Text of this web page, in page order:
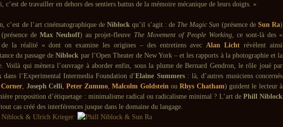
c’est de travailler en dehors des sentiers battus de la mémoire mécanique de leurs doigts. »
c’est de l’art cinématographique deNiblock qu’il s’agit : de The Magic Sun (présence de Sun Ra)
(présence deMax Neuhoff) au projet-fleuve The Movement of People Working, ce sont-là des «
de la réalité » dont on examine les origines – des entretiens avecAlan Licht révèlent ainsi
du passage deNiblock par l’Open Theater de New York – et les rapports à la photographie et la
Voilà qui mènera l’ouvrage à aborder enfin, sous la plume de Bernard Gendron, le rôle joué par
dans l’Experimental Intermedia Foundation d’Elaine Summers: là, d’autres musiciens concernés
, Joseph Celli,Peter Zummo,Malcolm GoldsteinouRhys Chatham) guident le lecteur à
proposition d’étiquetage : minimalisme radical ou radicalisme minimal ? L’art de Phill Niblock
cas créé des interférences jusque dans le domaine du langage.